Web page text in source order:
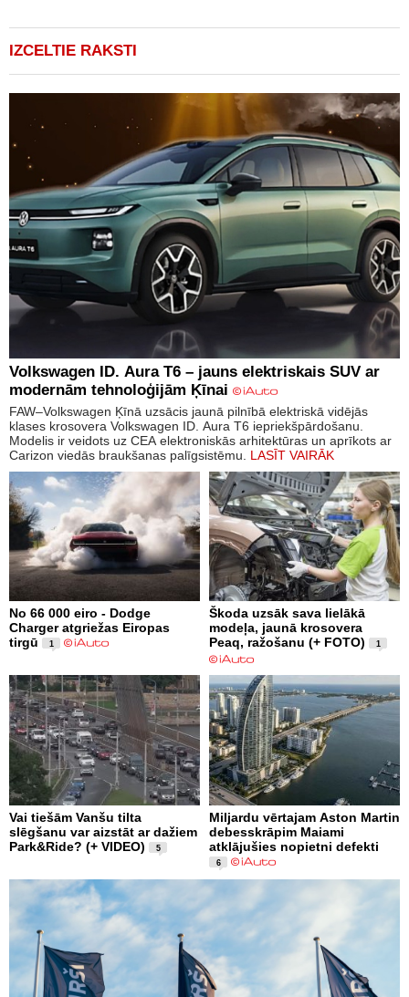
IZCELTIE RAKSTI
Volkswagen ID. Aura T6 – jauns elektriskais SUV ar
modernām tehnoloģijām Ķīnai
FAW–Volkswagen Ķīnā uzsācis jaunā pilnībā elektriskā vidējās
klases krosovera Volkswagen ID. Aura T6 iepriekšpārdošanu.
Modelis ir veidots uz CEA elektroniskās arhitektūras un aprīkots ar
Carizon viedās braukšanas palīgsistēmu. LASĪT VAIRĀK
No 66 000 eiro - Dodge
Charger atgriežas Eiropas
tirgū
1
Škoda uzsāk sava lielākā
modeļa, jaunā krosovera
Peaq, ražošanu (+ FOTO)
1
Vai tiešām Vanšu tilta
slēgšanu var aizstāt ar dažiem
Park&Ride? (+ VIDEO)
5
Miljardu vērtajam Aston Martin
debesskrāpim Maiami
atklājušies nopietni defekti
6